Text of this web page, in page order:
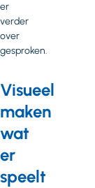
er
verder
over
gesproken.
Visueel
maken
wat
er
speelt